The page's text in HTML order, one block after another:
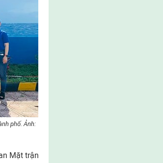
phố. Ảnh:
Mặt trận